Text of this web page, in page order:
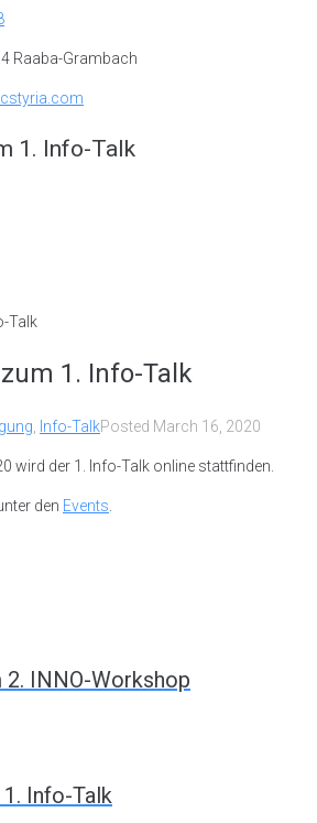
Raaba-Grambach
1. Info-Talk
Talk
1. Info-Talk
Info-TalkPosted March 16, 2020
wird der 1. Info-Talk online stattfinden.
den Events
2. INNO-Workshop
Info-Talk